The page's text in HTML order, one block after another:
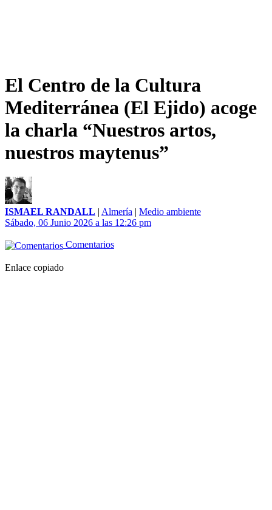
El Centro de la Cultura
Mediterránea (El Ejido) acoge
la charla “Nuestros artos,
nuestros maytenus”
ISMAEL RANDALL | Almería | Medio ambiente
Sábado, 06 Junio 2026 a las 12:26 pm
Comentarios
Enlace copiado